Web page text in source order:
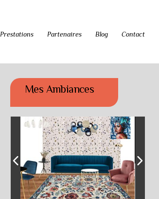
Prestations Partenaires Blog Contact
Mes Ambiances